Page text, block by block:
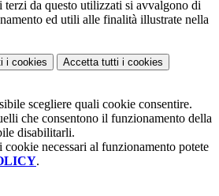
terzi da questo utilizzati si avvalgono di
ed utili alle finalità illustrate nella
i cookies Accetta tutti i cookies
scegliere quali cookie consentire.
che consentono il funzionamento della
disabilitarli.
cookie necessari al funzionamento potete
.